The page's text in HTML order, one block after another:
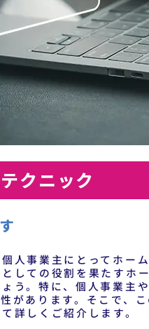
クニック
人事業主にとってホー
しての役割を果たすホ
う。特に、個人事業主
があります。そこで、
詳しくご紹介します。